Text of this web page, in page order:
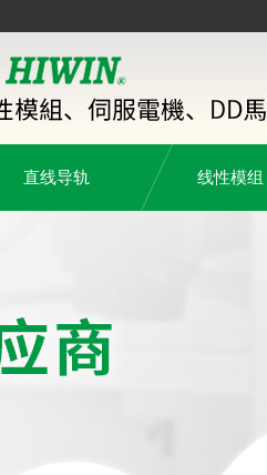
直线导轨 线性模组